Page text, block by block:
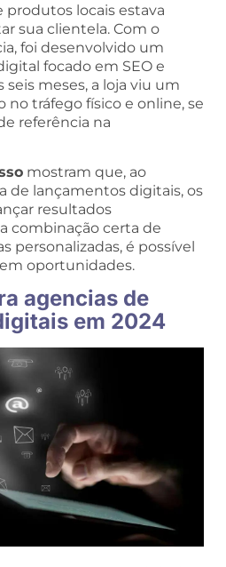
produtos locais estava
sua clientela. Com o
foi desenvolvido um
focado em SEO e
seis meses, a loja viu um
tráfego físico e online, se
referência na
mostram que, ao
de lançamentos digitais, os
resultados
combinação certa de
personalizadas, é possível
oportunidades.
agencias de
em 2024